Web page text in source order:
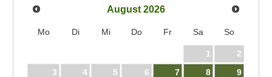
August 2026
Mo Di Mi Do Fr Sa So
1
2
3
4 5 6 7 8
9